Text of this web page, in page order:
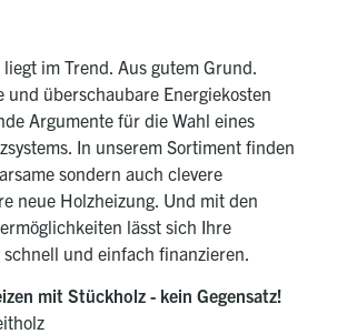
im Trend. Aus gutem Grund.
und überschaubare Energiekosten
Argumente für die Wahl eines
In unserem Sortiment finden
sondern auch clevere
neue Holzheizung. Und mit den
lässt sich Ihre
und einfach finanzieren.
mit Stückholz - kein Gegensatz!